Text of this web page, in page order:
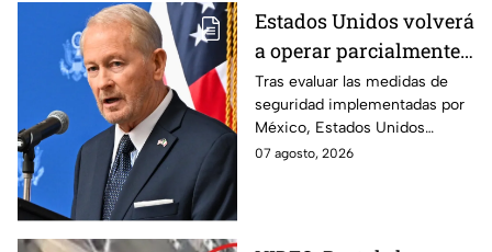
Estados Unidos volverá
a operar parcialmente
en Michoacán tras
suspensión por
motivos de seguridad
Tras evaluar las medidas de
seguridad implementadas por
México, Estados Unidos
reanudará parcialmente sus
07 agosto, 2026